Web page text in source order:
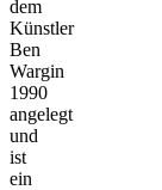
dem
Künstler
Ben
Wargin
1990
angelegt
und
ist
ein